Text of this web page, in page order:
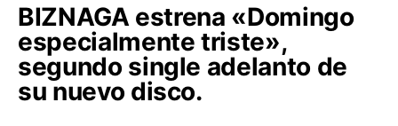
BIZNAGA estrena «Domingo
especialmente triste»,
segundo single adelanto de
su nuevo disco.